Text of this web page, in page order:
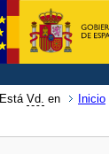
Está Vd. en Inicio